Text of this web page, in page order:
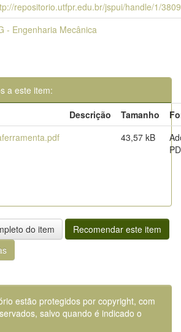
repositorio.utfpr.edu.br/jspui/handle/1/
- Engenharia Mecânica
a este item:
Descrição Tamanho
43,57 kB
do item
Recomendar este item
estão protegidos por copyright, com
salvo quando é indicado o